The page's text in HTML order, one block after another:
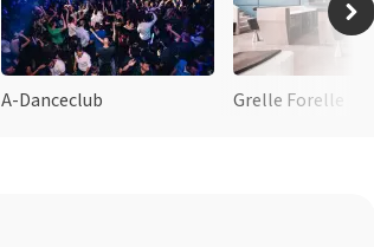
A-Danceclub Grelle Forelle